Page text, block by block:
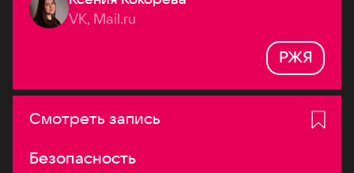
VK, Mail.ru
РЖЯ
Смотреть запись
Безопасность